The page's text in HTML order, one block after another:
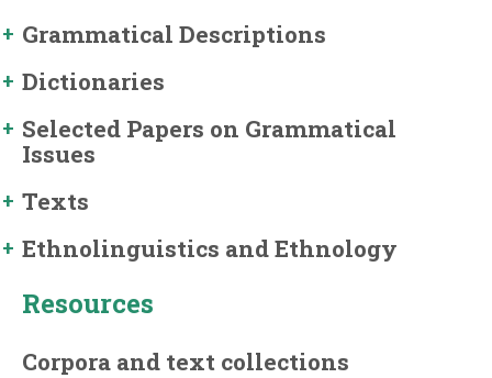
Grammatical Descriptions
Dictionaries
Selected Papers on Grammatical
Issues
Texts
Ethnolinguistics and Ethnology
Resources
Corpora and text collections